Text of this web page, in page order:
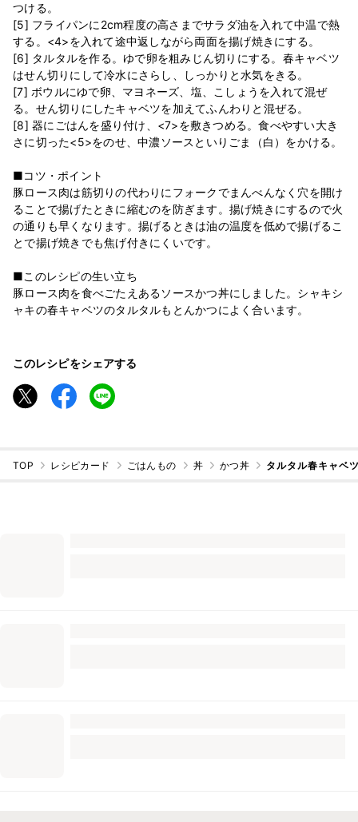
つける。
[5] フライパンに2cm程度の高さまでサラダ油を入れて中温で熱
する。<4>を入れて途中返しながら両面を揚げ焼きにする。
[6] タルタルを作る。ゆで卵を粗みじん切りにする。春キャベツ
はせん切りにして冷水にさらし、しっかりと水気をきる。
[7] ボウルにゆで卵、マヨネーズ、塩、こしょうを入れて混ぜ
る。せん切りにしたキャベツを加えてふんわりと混ぜる。
[8] 器にごはんを盛り付け、<7>を敷きつめる。食べやすい大き
さに切った<5>をのせ、中濃ソースといりごま（白）をかける。
■コツ・ポイント
豚ロース肉は筋切りの代わりにフォークでまんべんなく穴を開け
ることで揚げたときに縮むのを防ぎます。揚げ焼きにするので火
の通りも早くなります。揚げるときは油の温度を低めで揚げるこ
とで揚げ焼きでも焦げ付きにくいです。
■このレシピの生い立ち
豚ロース肉を食べごたえあるソースかつ丼にしました。シャキシ
ャキの春キャベツのタルタルもとんかつによく合います。
このレシピをシェアする
TOP レシピカード ごはんもの 丼 かつ丼 タルタル春キャベ